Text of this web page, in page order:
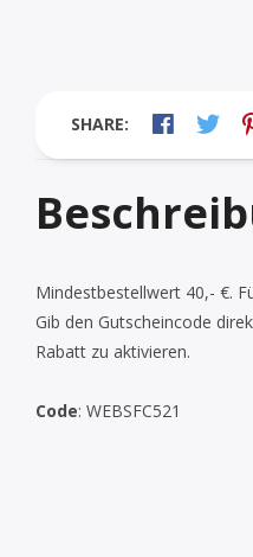
SHARE:
Mindestbestellwert 40,- €.
Gib den Gutscheincode
Rabatt zu aktivieren.
Code: WEBSFC521